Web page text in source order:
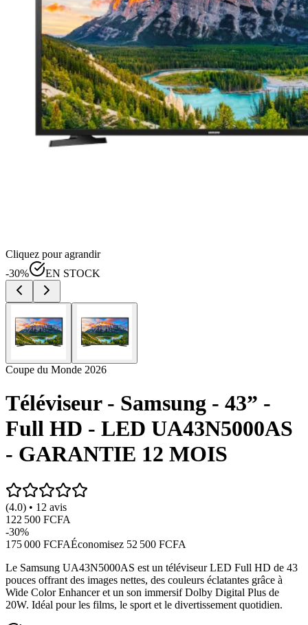
Cliquez pour agrandir
-30% EN STOCK
Coupe du Monde 2026
Téléviseur - Samsung - 43” -
Full HD - LED UA43N5000AS
- GARANTIE 12 MOIS
(4.0) • 12 avis
122 500 FCFA
-30%
175 000 FCFAÉconomisez 52 500 FCFA
Le Samsung UA43N5000AS est un téléviseur LED Full HD de 43
pouces offrant des images nettes, des couleurs éclatantes grâce à
Wide Color Enhancer et un son immersif Dolby Digital Plus de
20W. Idéal pour les films, le sport et le divertissement quotidien.